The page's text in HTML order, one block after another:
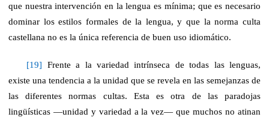
que nuestra intervención en la lengua es mínima; que es necesario
dominar los estilos formales de la lengua, y que la norma culta
castellana no es la única referencia de buen uso idiomático.
[19] Frente a la variedad intrínseca de todas las lenguas,
existe una tendencia a la unidad que se revela en las semejanzas de
las diferentes normas cultas. Esta es otra de las paradojas
lingüísticas —unidad y variedad a la vez— que muchos no atinan